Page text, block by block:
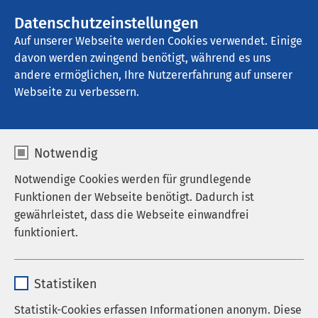
Datenschutzeinstellungen
Auf unserer Webseite werden Cookies verwendet. Einige
davon werden zwingend benötigt, während es uns
andere ermöglichen, Ihre Nutzererfahrung auf unserer
Webseite zu verbessern.
Notwendig
Notwendige Cookies werden für grundlegende
Funktionen der Webseite benötigt. Dadurch ist
gewährleistet, dass die Webseite einwandfrei
funktioniert.
Anbieter sgalinski
Statistiken
Statistik-Cookies erfassen Informationen anonym. Diese
AMEOS Klinikum Bremerhaven